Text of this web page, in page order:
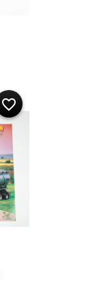
favorite_border